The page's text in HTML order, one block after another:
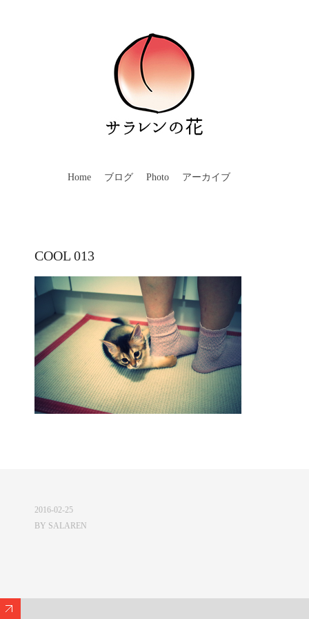
Home ブログ Photo アーカイブ
COOL 013
2016-02-25
BY SALAREN